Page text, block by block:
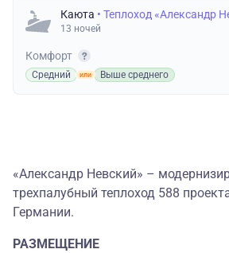
Каюта • Теплоход «Александр
13 ночей
Комфорт
Средний Выше среднего
«Александр Невский» –
трехпалубный теплоход 588
Германии.
РАЗМЕЩЕНИЕ